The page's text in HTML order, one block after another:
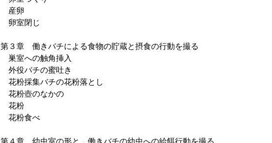
産卵
卵室閉じ
第３章 働きバチによる食物の貯蔵と摂食の行動を撮る
巣室への触角挿入
外役バチの蜜吐き
花粉採集バチの花粉落とし
花粉壺のなかの
花粉
花粉食べ
第４章 幼虫室の形と，働きバチの幼虫への給餌行動を撮る